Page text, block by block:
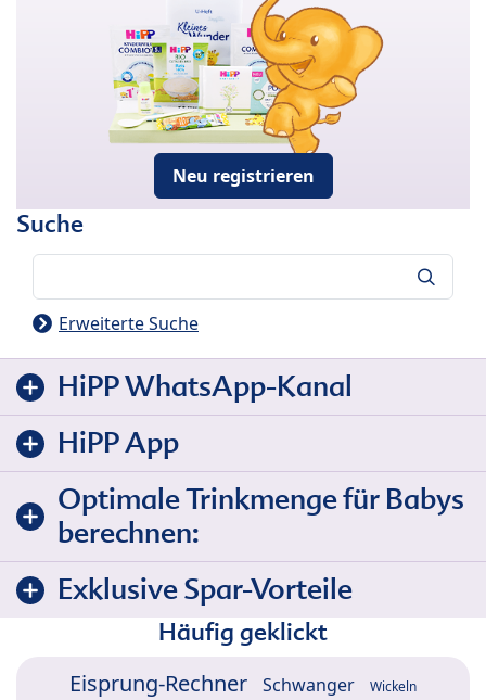
Neu registrieren
Suche
Erweiterte Suche
HiPP WhatsApp-Kanal
HiPP App
Optimale Trinkmenge für Babys
berechnen:
Exklusive Spar-Vorteile
Häufig geklickt
Eisprung-Rechner Schwanger Wickeln